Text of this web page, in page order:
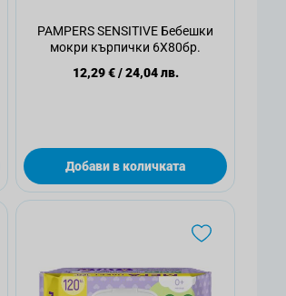
PAMPERS SENSITIVE Бебешки
мокри кърпички 6Х80бр.
12,29 €/24,04 лв.
Добави в количката